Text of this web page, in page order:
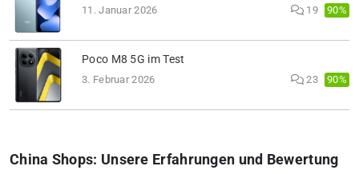
11. Januar 2026 19 90%
Poco M8 5G im Test
3. Februar 2026 23 90%
China Shops: Unsere Erfahrungen und Bewertung